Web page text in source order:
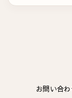
お問い合